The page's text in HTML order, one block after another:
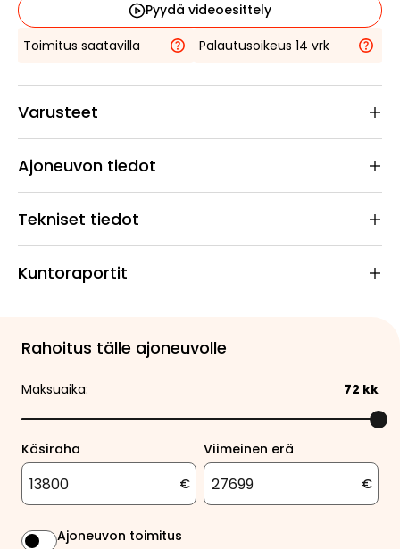
Pyydä videoesittely
Toimitus saatavilla
Palautusoikeus 14 vrk
Varusteet
Ajoneuvon tiedot
Tekniset tiedot
Kuntoraportit
Rahoitus tälle ajoneuvolle
Maksuaika: 72 kk
Käsiraha
€
Viimeinen erä
€
Ajoneuvon toimitus